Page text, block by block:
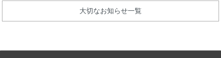
大切なお知らせ一覧